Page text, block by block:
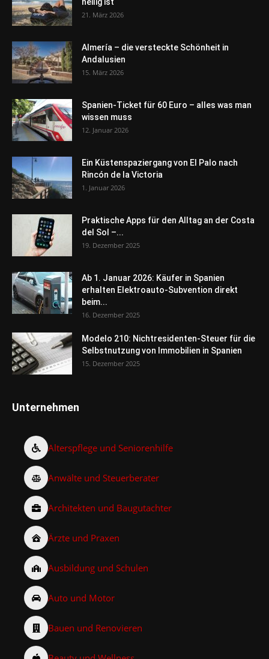
heilig ist
21. März 2026
Almería – die versteckte Schönheit in
Andalusien
15. März 2026
Spanien-Ticket für 60 Euro – alles was man
wissen muss
12. Januar 2026
Ein Küstenspaziergang von El Palo nach
Rincón de la Victoria
1. Januar 2026
Praktische Apps für den Alltag an der Costa
del Sol –...
19. Dezember 2025
Ab 1. Januar 2026: Käufer in Spanien
erhalten Elektroauto-Subvention direkt
beim...
16. Dezember 2025
Modelo 210: Nichtresidenten-Steuer für die
Selbstnutzung von Immobilien in Spanien
15. Dezember 2025
Unternehmen
Alterspflege und Seniorenhilfe
Anwälte und Steuerberater
Architekten und Baugutachter
Ärzte und Praxen
Ausbildung und Schulen
Auto und Motor
Bauen und Renovieren